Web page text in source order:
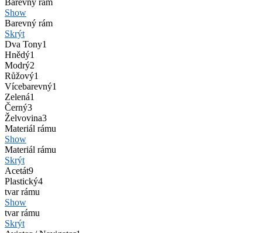
Barevný rám
Show
Barevný rám
Skrýt
Dva Tony1
Hnědý1
Modrý2
Růžový1
Vícebarevný1
Zelená1
Černý3
Želvovina3
Materiál rámu
Show
Materiál rámu
Skrýt
Acetát9
Plastický4
tvar rámu
Show
tvar rámu
Skrýt